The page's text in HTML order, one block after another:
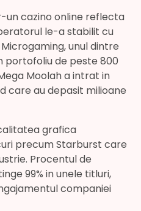
un cazino online reflecta
le-a stabilit cu
unul dintre
portofoliu de peste 800
Moolah a intrat in
care au depasit milioane
grafica
precum Starburst care
Procentul de
99% in unele titluri,
companiei